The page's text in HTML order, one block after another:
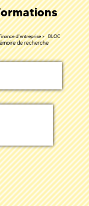
d'entreprise
BLOC
de recherche